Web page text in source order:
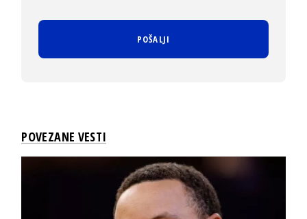
POVEZANE VESTI